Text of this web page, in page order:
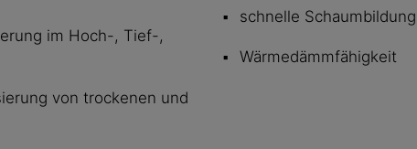
im Hoch-, Tief-,
von trockenen und
schnelle Schaumbildung
Wärmedämmfähigkeit